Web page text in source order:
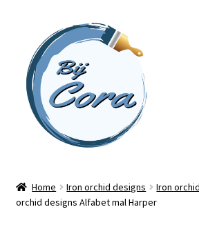
naar
navigatie
inhoud
Workshops
Home Iron orchid designs Iron
orchid designs Alfabet mal Harper